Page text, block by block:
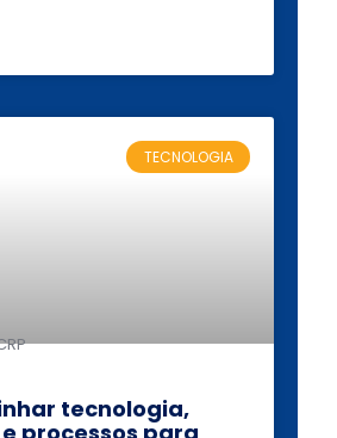
TECNOLOGIA
tecnologia,